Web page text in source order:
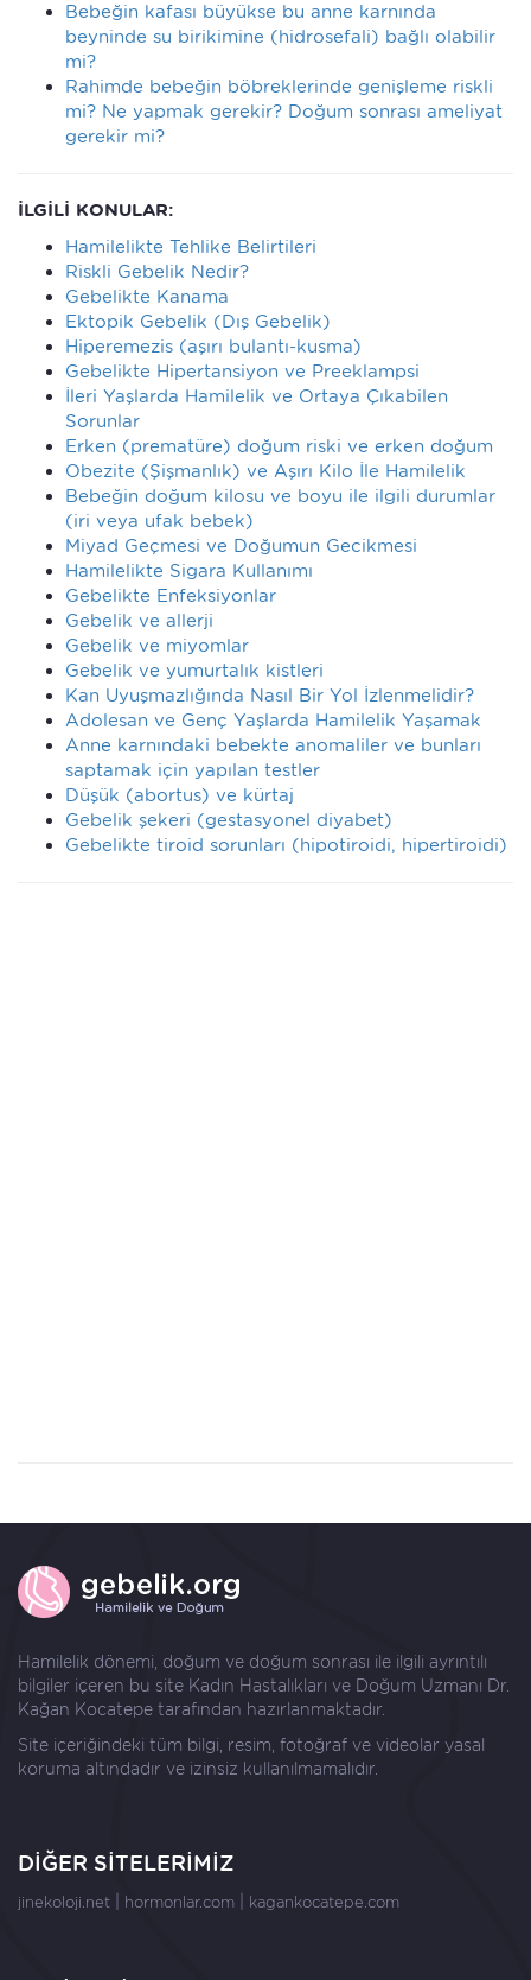
Bebeğin kafası büyükse bu anne karnında
beyninde su birikimine (hidrosefali) bağlı olabilir
mi?
Rahimde bebeğin böbreklerinde genişleme riskli
mi? Ne yapmak gerekir? Doğum sonrası ameliyat
gerekir mi?
İLGİLİ KONULAR:
Hamilelikte Tehlike Belirtileri
Riskli Gebelik Nedir?
Gebelikte Kanama
Ektopik Gebelik (Dış Gebelik)
Hiperemezis (aşırı bulantı-kusma)
Gebelikte Hipertansiyon ve Preeklampsi
İleri Yaşlarda Hamilelik ve Ortaya Çıkabilen
Sorunlar
Erken (prematüre) doğum riski ve erken doğum
Obezite (Şişmanlık) ve Aşırı Kilo İle Hamilelik
Bebeğin doğum kilosu ve boyu ile ilgili durumlar
(iri veya ufak bebek)
Miyad Geçmesi ve Doğumun Gecikmesi
Hamilelikte Sigara Kullanımı
Gebelikte Enfeksiyonlar
Gebelik ve allerji
Gebelik ve miyomlar
Gebelik ve yumurtalık kistleri
Kan Uyuşmazlığında Nasıl Bir Yol İzlenmelidir?
Adolesan ve Genç Yaşlarda Hamilelik Yaşamak
Anne karnındaki bebekte anomaliler ve bunları
saptamak için yapılan testler
Düşük (abortus) ve kürtaj
Gebelik şekeri (gestasyonel diyabet)
Gebelikte tiroid sorunları (hipotiroidi, hipertiroidi)
Hamilelik dönemi, doğum ve doğum sonrası ile ilgili ayrıntılı
bilgiler içeren bu site Kadın Hastalıkları ve Doğum Uzmanı Dr.
Kağan Kocatepe tarafından hazırlanmaktadır.
Site içeriğindeki tüm bilgi, resim, fotoğraf ve videolar yasal
koruma altındadır ve izinsiz kullanılmamalıdır.
DİĞER SİTELERİMİZ
jinekoloji.net hormonlar.com kagankocatepe.com